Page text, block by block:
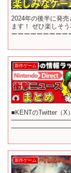
2024年の後半に発
ます！ ぜひ楽しそ
ーーーーーーーーー
新作ゲーム
■KENTのTwitter（X
新作ゲーム